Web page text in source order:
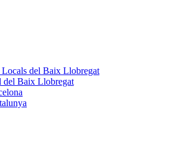
Locals del Baix Llobregat
del Baix Llobregat